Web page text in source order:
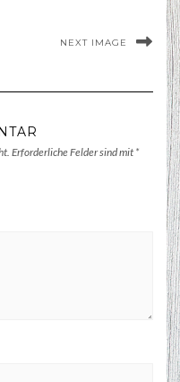
NEXT IMAGE
Erforderliche Felder sind mit *